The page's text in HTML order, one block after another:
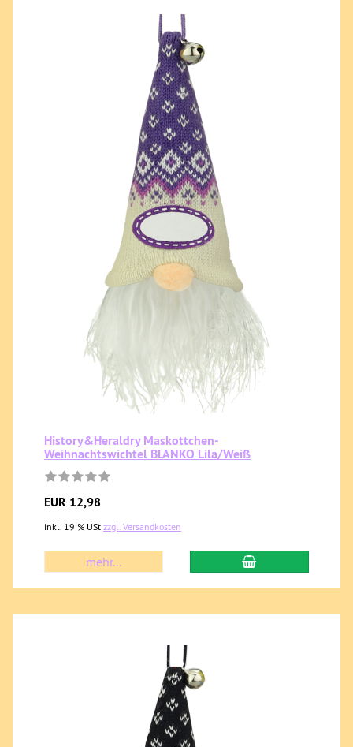
History&Heraldry Maskottchen-
Weihnachtswichtel BLANKO Lila/Weiß
EUR 12,98
inkl. 19 % USt zzgl. Versandkosten
mehr...